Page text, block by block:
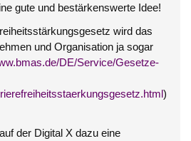
gute und bestärkenswerte Idee!
wird das
und Organisation ja sogar
DE/Service/Gesetze-
)
der Digital X dazu eine